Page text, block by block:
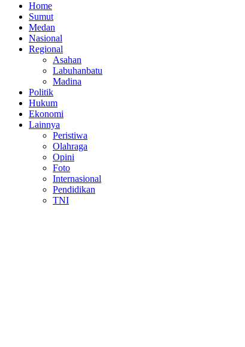
Home
Sumut
Medan
Nasional
Regional
Asahan
Labuhanbatu
Madina
Politik
Hukum
Ekonomi
Lainnya
Peristiwa
Olahraga
Opini
Foto
Internasional
Pendidikan
TNI